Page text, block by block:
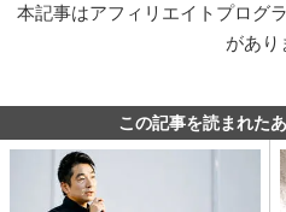
本記事はアフィリエイトプログ
があり
この記事を読まれた